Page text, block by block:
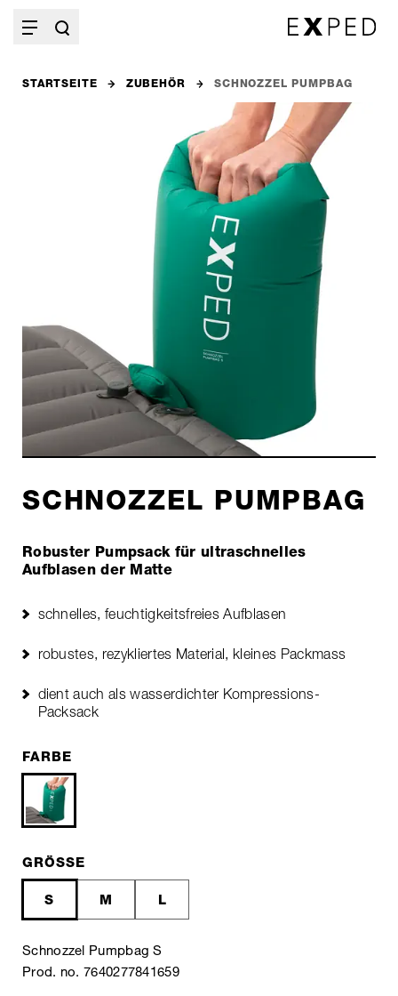
STARTSEITE ZUBEHÖR SCHNOZZEL PUMPBAG
SCHNOZZEL PUMPBAG
Robuster Pumpsack für ultraschnelles
Aufblasen der Matte
schnelles, feuchtigkeitsfreies Aufblasen
robustes, rezykliertes Material, kleines Packmass
dient auch als wasserdichter Kompressions-
Packsack
FARBE
GRÖSSE
S M L
Schnozzel Pumpbag S
Prod. no. 7640277841659